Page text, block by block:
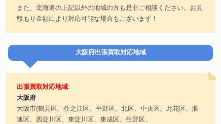
また、北海道の上記以外の地域の方も是非ご相談ください。お見
積もり金額により対応可能な場合もございます！
大阪府出張買取対応地域
出張買取対応地域:
大阪府
大阪市(鶴見区、住之江区、平野区、北区、中央区、此花区、浪
速区、西淀川区、東淀川区、東成区、生野区、